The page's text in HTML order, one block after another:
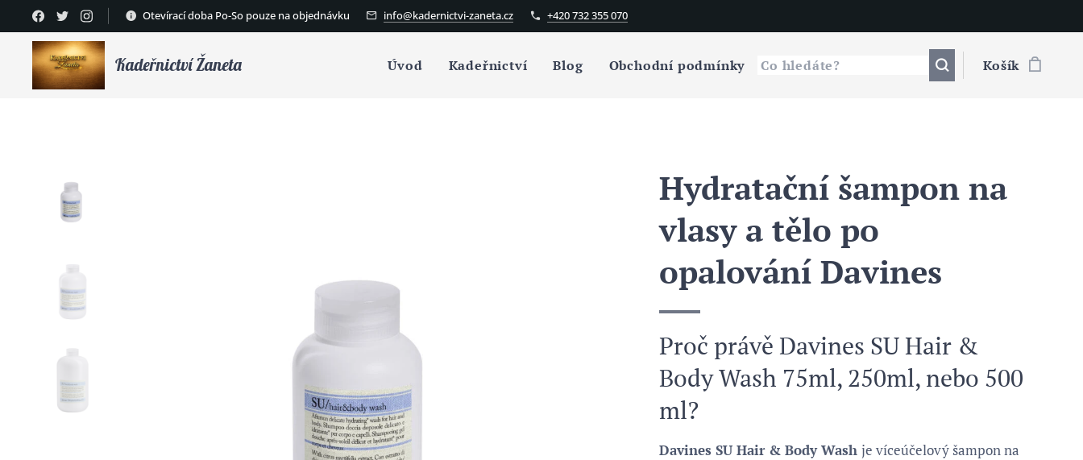
Otevírací doba Po-So pouze na objednávku info@kadernictvi-zaneta.cz +420 732 355 070
Kadeřnictví Žaneta Úvod Kadeřnictví Blog Obchodní podmínky Košík
Hydratační šampon na
vlasy a tělo po
opalování Davines
Proč právě Davines SU Hair &
Body Wash 75ml, 250ml, nebo 500
ml?
Davines SU Hair & Body Washje víceúčelový šampon na